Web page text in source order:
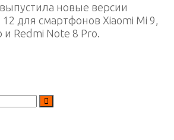
новые версии
для смартфонов Xiaomi Mi 9,
и Redmi Note 8 Pro.